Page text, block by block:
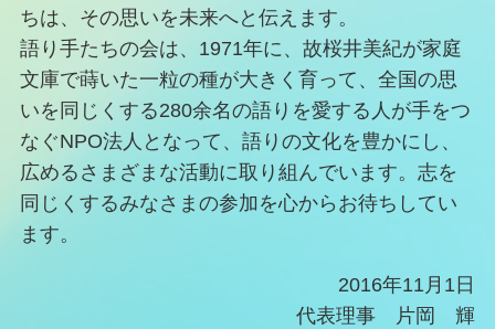
ちは、その思いを未来へと伝えます。
語り手たちの会は、1971年に、故桜井美紀が家庭
文庫で蒔いた一粒の種が大きく育って、全国の思
いを同じくする280余名の語りを愛する人が手をつ
なぐNPO法人となって、語りの文化を豊かにし、
広めるさまざまな活動に取り組んでいます。志を
同じくするみなさまの参加を心からお待ちしてい
ます。
2016年11月1日
代表理事 片岡 輝